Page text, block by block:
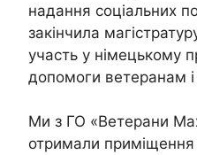
надання соціальних
закінчила
участь у німецькому
допомоги ветеранам
Ми з ГО «Ветерани
отримали